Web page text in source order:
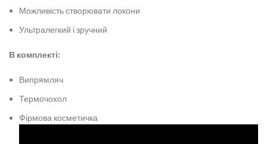
Можливість створювати локони
Ультралегкий і зручний
В комплекті:
Випрямляч
Термочохол
Фірмова косметичка